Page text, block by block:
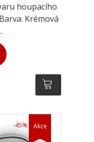
houpacího
Krémová
Akce
-45%